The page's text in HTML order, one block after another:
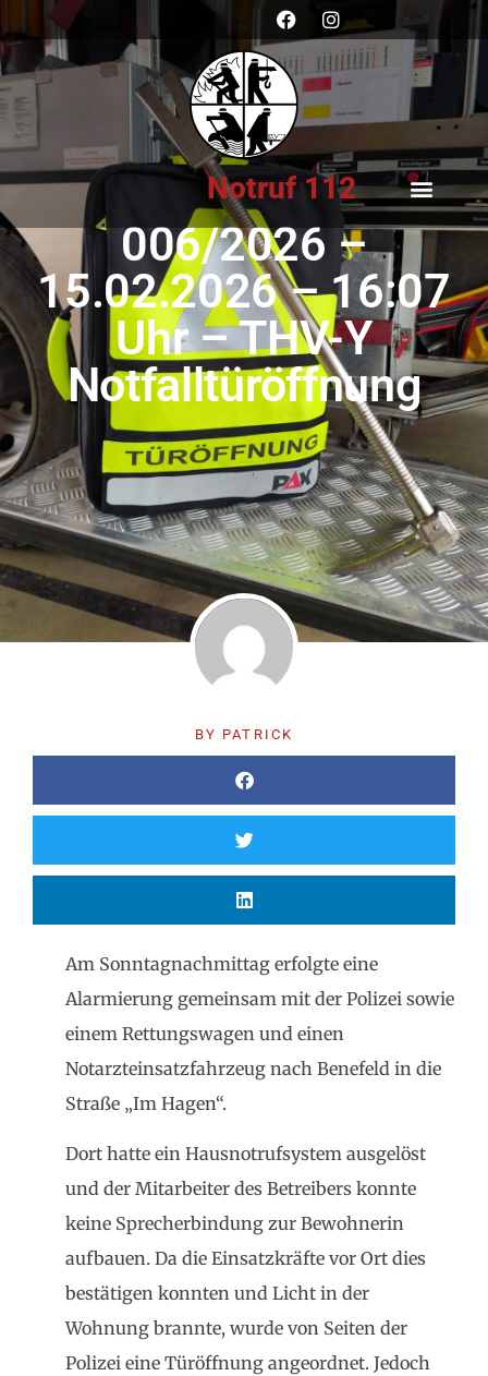
Notruf 112
006/2026 –
15.02.2026 – 16:07
Uhr – THV-Y
Notfalltüröffnung
BY PATRICK
Am Sonntagnachmittag erfolgte eine
Alarmierung gemeinsam mit der Polizei sowie
einem Rettungswagen und einen
Notarzteinsatzfahrzeug nach Benefeld in die
Straße „Im Hagen“.
Dort hatte ein Hausnotrufsystem ausgelöst
und der Mitarbeiter des Betreibers konnte
keine Sprecherbindung zur Bewohnerin
aufbauen. Da die Einsatzkräfte vor Ort dies
bestätigen konnten und Licht in der
Wohnung brannte, wurde von Seiten der
Polizei eine Türöffnung angeordnet. Jedoch